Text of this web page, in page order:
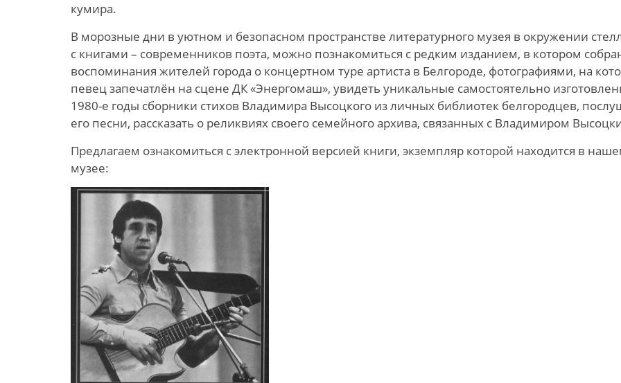
кумира.
В морозные дни в уютном и безопасном пространстве литературного музея в окружении
с книгами – современников поэта, можно познакомиться с редким изданием, в котором
воспоминания жителей города о концертном туре артиста в Белгороде, фотографиями, на
певец запечатлён на сцене ДК «Энергомаш», увидеть уникальные самостоятельно
1980-е годы сборники стихов Владимира Высоцкого из личных библиотек белгородцев,
его песни, рассказать о реликвиях своего семейного архива, связанных с Владимиром
Предлагаем ознакомиться с электронной версией книги, экземпляр которой находится в
музее: